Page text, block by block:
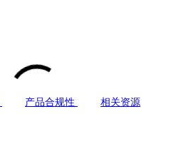
产品合规性
相关资源